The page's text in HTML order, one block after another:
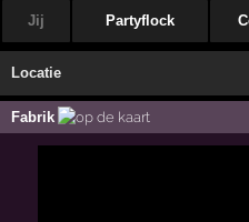
Jij Partyflock
Locatie
Fabrik